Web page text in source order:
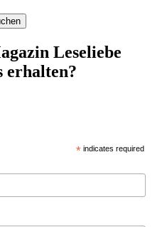
Leseliebe
erhalten?
* indicates required